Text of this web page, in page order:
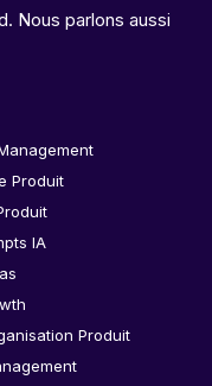
Nous parlons aussi
Produit
IA
Produit